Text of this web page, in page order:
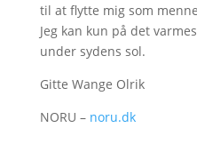
til at flytte mig som
Jeg kan kun på det
under sydens sol.
Gitte Wange Olrik
NORU – noru.dk